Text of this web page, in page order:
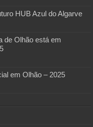
HUB Azul do Algarve
de Olhão está em
em Olhão – 2025